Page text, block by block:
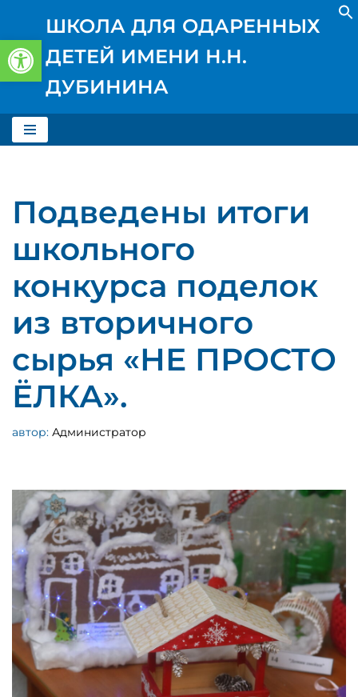
Открыть панель инструментов
Перейти
к
содержимому
ШКОЛА ДЛЯ ОДАРЕННЫХ
ДЕТЕЙ ИМЕНИ Н.Н.
ДУБИНИНА
Подведены итоги
школьного
конкурса поделок
из вторичного
сырья «НЕ ПРОСТО
ЁЛКА».
автор: Администратор